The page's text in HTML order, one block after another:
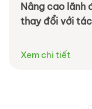
Nâng cao lãnh
thay đổi với
Xem chi tiết